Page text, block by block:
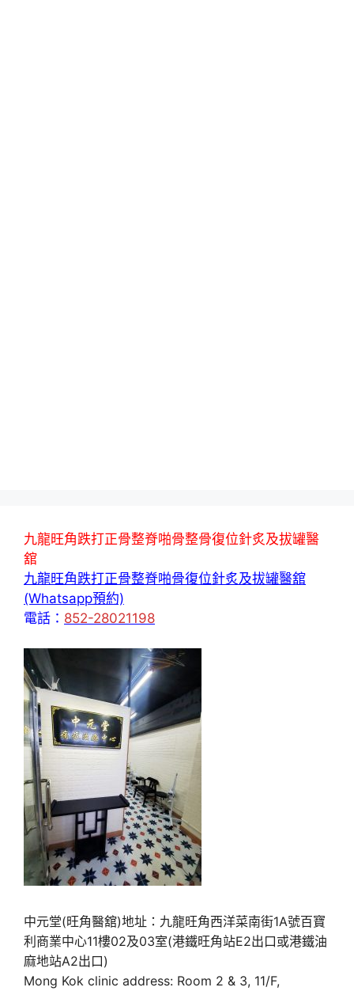
九龍旺角跌打正骨整脊啪骨整骨復位針炙及拔罐醫
舘
九龍旺角跌打正骨整脊啪骨復位針炙及拔罐醫舘
(Whatsapp預約)
電話： 852-28021198
中元堂(旺角醫舘)地址：九龍旺角西洋菜南街1A號百寶
利商業中心11樓02及03室(港鐵旺角站E2出口或港鐵油
麻地站A2出口)
Mong Kok clinic address: Room 2 & 3, 11/F,